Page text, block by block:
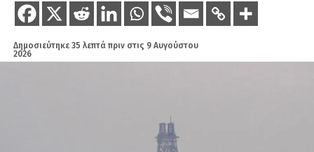
«Δεν δεχόμαστε
μαθήματα από
κανέναν»–Η απάντηση
Δημοσιεύτηκε 35 λεπτά πριν στις 9 Αυγούστου
2026